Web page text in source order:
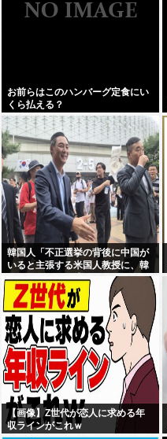
お前らはこのハンバーグ定食にい
くら払える？
韓国人「不正選挙の背後に中国が
いると主張する米国人教授に、韓
国ネット民が困惑」
【画像】Z世代が恋人に求める年
収ラインがこれｗ